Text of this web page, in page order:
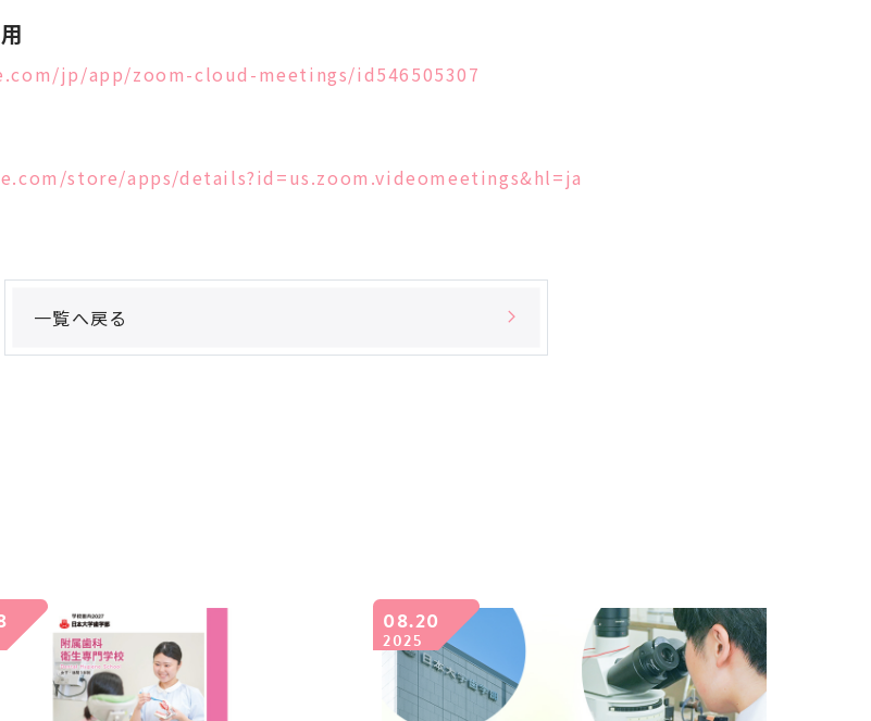
jp/app/zoom-cloud-meetings/id546505307
store/apps/details?id=us.zoom.videomeetings&hl=ja
一覧へ戻る
08.20
2025